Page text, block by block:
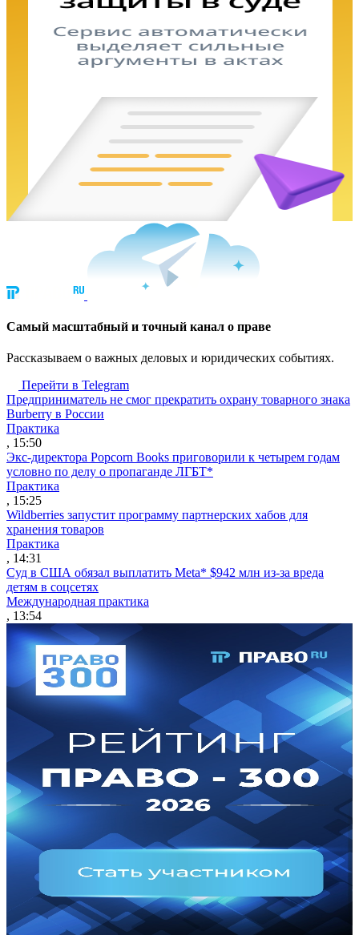
Cамый масштабный и точный канал о праве
Рассказываем о важных деловых и юридических событиях.
Перейти в Telegram
Предприниматель не смог прекратить охрану товарного знака
Burberry в России
Практика
, 15:50
Экс-директора Popcorn Books приговорили к четырем годам
условно по делу о пропаганде ЛГБТ*
Практика
, 15:25
Wildberries запустит программу партнерских хабов для
хранения товаров
Практика
, 14:31
Суд в США обязал выплатить Meta* $942 млн из-за вреда
детям в соцсетях
Международная практика
, 13:54